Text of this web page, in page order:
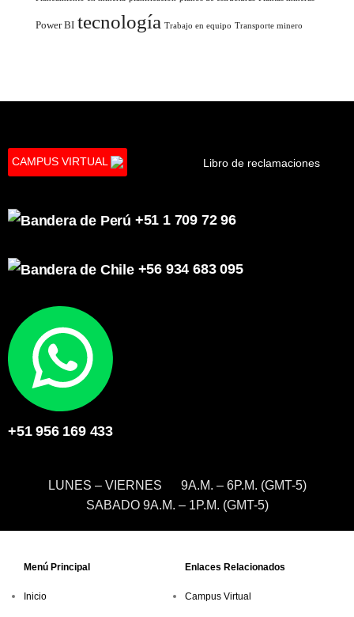
Power BI tecnología Trabajo en equipo Transporte minero
CAMPUS VIRTUAL Libro de reclamaciones
+51 1 709 72 96
+56 934 683 095
+51 956 169 433
LUNES – VIERNES 9A.M. – 6P.M. (GMT-5)
SABADO 9A.M. – 1P.M. (GMT-5)
Menú Principal
Inicio
Enlaces Relacionados
Campus Virtual